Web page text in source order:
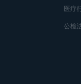
医疗
公检